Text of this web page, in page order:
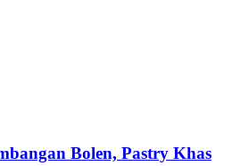
Bolen, Pastry Khas